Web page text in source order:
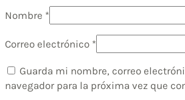
Nombre *
Correo electrónico *
Guarda mi nombre, correo
navegador para la próxima vez que